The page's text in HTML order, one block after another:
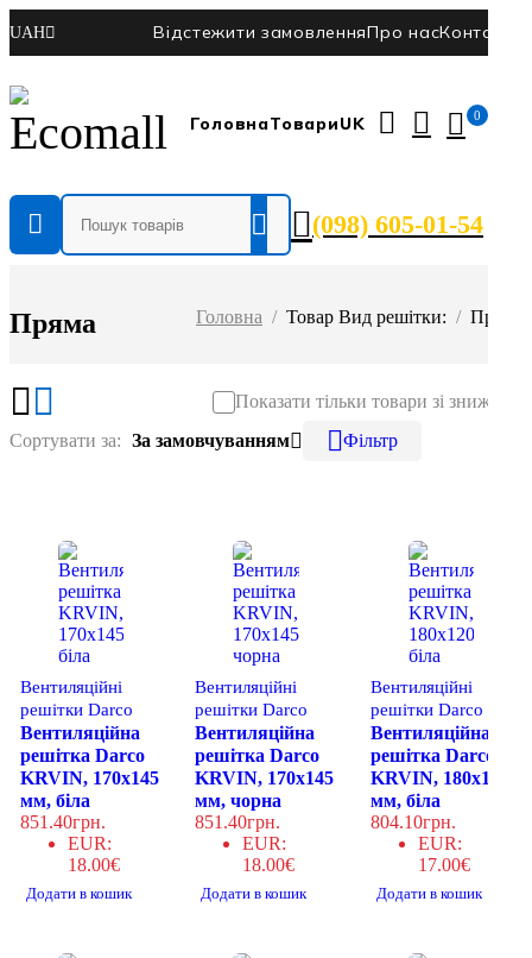
UAH Відстежити замовленняПро насКонтакти
ГоловнаТовариUK 0
(098) 605-01-54
Пряма Головна / Товар Вид решітки: / Пряма
Фільтр
Показати тільки товари зі знижкою
Сортувати за
За замовчуванням
Вентиляційні
решітки Darco
Вентиляційна
решітка Darco
KRVIN, 170x145
мм, біла
851.40грн.
EUR:
18.00€
Додати в кошик
Вентиляційні
решітки Darco
Вентиляційна
решітка Darco
KRVIN, 170x145
мм, чорна
851.40грн.
EUR:
18.00€
Додати в кошик
Вентиляційні
решітки Darco
Вентиляційна
решітка Darco
KRVIN, 180x120
мм, біла
804.10грн.
EUR:
17.00€
Додати в кошик